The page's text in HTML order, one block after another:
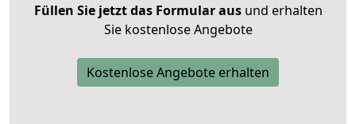
Füllen Sie jetzt das Formular ausund erhalten
Sie kostenlose Angebote
Kostenlose Angebote erhalten